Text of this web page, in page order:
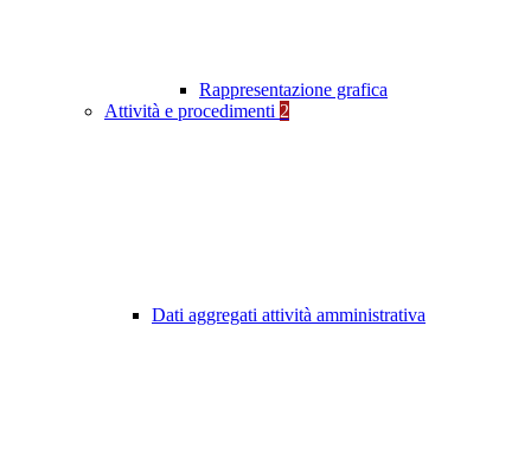
Rappresentazione grafica
Attività e procedimenti 2
Dati aggregati attività amministrativa